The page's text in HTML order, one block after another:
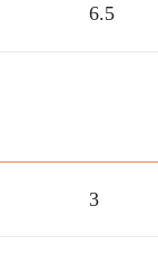
6.5
3